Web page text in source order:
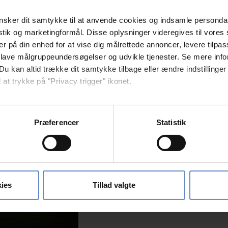
dit samtykke til at anvende cookies og indsamle
og marketingformål. Disse oplysninger videregives til vores
på din enhed for at vise dig målrettede annoncer, levere
målgruppeundersøgelser og udvikle tjenester. Se mere
kan altid trække dit samtykke tilbage eller ændre indstillinger
at trykke på "Privacy trigger" ikonet.
gerne:
om din placering, der kan være nøjagtig inden for få
vores indhold og annoncer, til at vise dig funktioner til sociale
om din brug af vores hjemmeside med vores partnere
Præferencer Statistik
Tillad valgte
ønsker lidt ekstra komfort, men fælles for både hytter og